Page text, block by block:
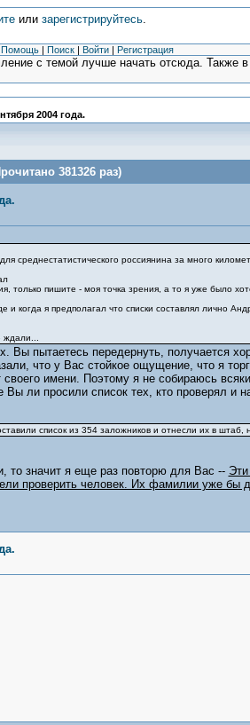
или зарегистрируйтесь.
Помощь | Поиск | Войти | Регистрация
с темой лучше начать отсюда. Также
2004 года.
381326 раз)
среднестатистического россиянина за много
только пишите - моя точка зрения, а то я уже было
когда я предполагал что списки составлял лично
Вы пытаетесь передернуть, получается
что у Вас стойкое ощущение, что я
имени. Поэтому я не собираюсь
ли просили список тех, кто проверял и
список из 354 заложников и отнесли их в штаб,
то значит я еще раз повторю для Вас --
проверить человек. Их фамилии уже бы